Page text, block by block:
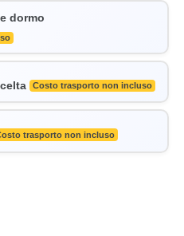
dormo
Costo trasporto non incluso
trasporto non incluso